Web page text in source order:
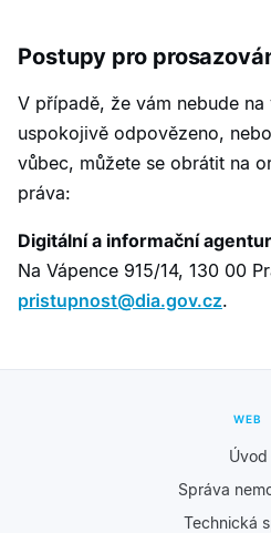
Postupy pro
V případě, že vám nebude
uspokojivě odpovězeno,
vůbec, můžete se obrátit na
práva:
Digitální a informační
Na Vápence 915/14, 130 00
pristupnost@dia.gov.cz.
WEB
Úvod
Správa
Technická